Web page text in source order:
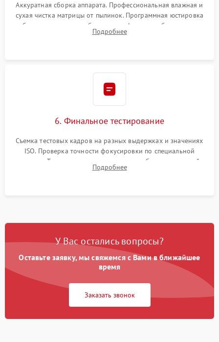
Аккуратная сборка аппарата. Профессиональная влажная и
сухая чистка матрицы от пылинок. Программная юстировка
рабочего отрезка, калибровка автофокуса, стабилизатора и
экспозамера с помощью сервисного ПО.
Подробнее
6. Финальное тестирование
Съемка тестовых кадров на разных выдержках и значениях
ISO. Проверка точности фокусировки по специальной
мишени. Тест записи на карту памяти, работы встроенной
вспышки, микрофона и всех кнопок управления.
Подробнее
У Вас остались вопросы?
Оставьте заявку, мы свяжемся с Вами в ближайшее
время
Заказать звонок